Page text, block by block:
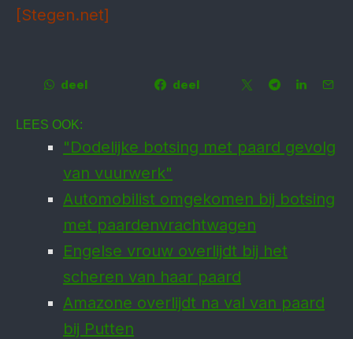
[Stegen.net]
deel deel
LEES OOK:
"Dodelijke botsing met paard gevolg
van vuurwerk"
Automobilist omgekomen bij botsing
met paardenvrachtwagen
Engelse vrouw overlijdt bij het
scheren van haar paard
Amazone overlijdt na val van paard
bij Putten